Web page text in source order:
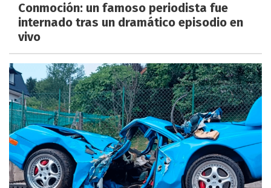
Conmoción: un famoso periodista fue
internado tras un dramático episodio en
vivo